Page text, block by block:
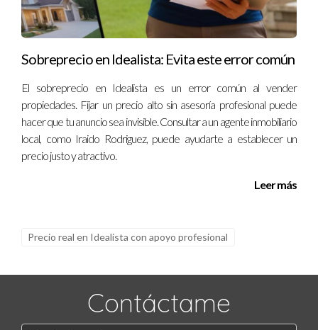
Iraido Rodriguez!
Preguntas Frecuentes
El precio emocional es la valoración subjetiva que los
propietarios otorgan a sus propiedades basándose en
recuerdos o sentimientos personales.
para obtener una evaluación objetiva basada en datos del
Sobrevalorar tu propiedad puede desincentivar a posibles
Sobreprecio en Idealista: Evita este error común
El sobreprecio en Idealista es un error común al vender
propiedades. Fijar un precio alto sin asesoría profesional puede
hacer que tu anuncio sea invisible. Consultar a un agente inmobiliario
local, como Iraido Rodriguez, puede ayudarte a establecer un
precio justo y atractivo.
Leer más
Precio real en Idealista con apoyo profesional
Contáctame